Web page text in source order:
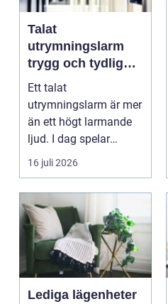
Talat
utrymningslarm
trygg och tydlig
vägledning vid kris
Ett talat
utrymningslarm är mer
än ett högt larmande
ljud. I dag spelar
tydliga
röstmeddelanden en
a...
16 juli 2026
Lediga lägenheter